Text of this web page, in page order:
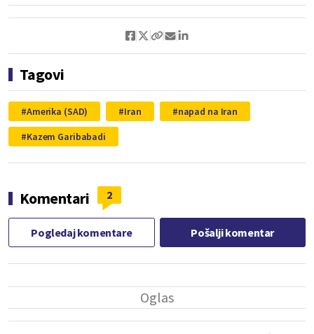
Tagovi
Amerika (SAD) Iran
napad na Iran
Kazem Garibabadi
Komentari 2
Pogledaj komentare Pošalji komentar